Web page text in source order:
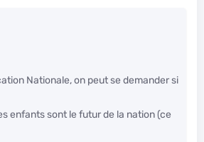
Nationale, on peut se demander si
enfants sont le futur de la nation (ce